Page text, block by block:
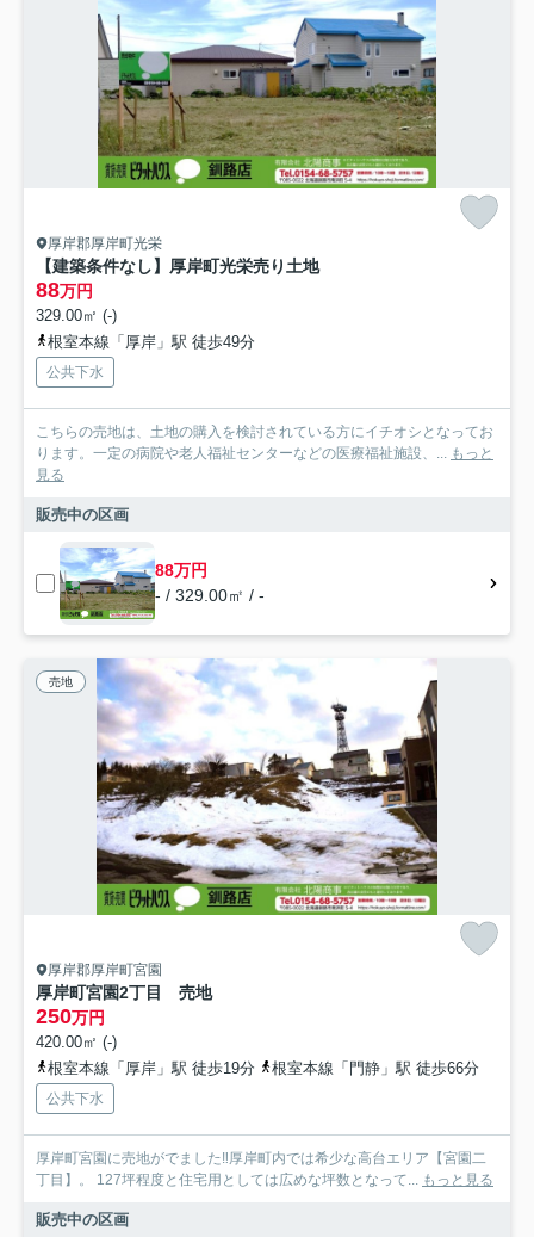
厚岸郡厚岸町光栄
【建築条件なし】厚岸町光栄売り土地
88万円
329.00㎡ (-)
根室本線「厚岸」駅 徒歩49分
公共下水
こちらの売地は、土地の購入を検討されている方にイチオシとなってお
ります。一定の病院や老人福祉センターなどの医療福祉施設、... もっと
見る
販売中の区画
88万円
- / 329.00㎡ / -
売地
厚岸郡厚岸町宮園
厚岸町宮園2丁目 売地
250万円
420.00㎡ (-)
根室本線「厚岸」駅 徒歩19分
根室本線「門静」駅 徒歩66分
公共下水
厚岸町宮園に売地がでました‼厚岸町内では希少な高台エリア【宮園二
丁目】。 127坪程度と住宅用としては広めな坪数となって... もっと見る
販売中の区画